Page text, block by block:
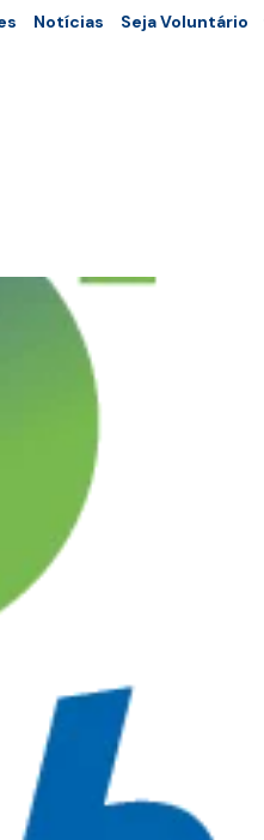
Notícias Seja Voluntário